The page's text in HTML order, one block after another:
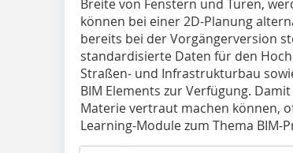
Breite von Fenstern und Türen,
können bei einer 2D-Planung
bereits bei der Vorgängerversion
standardisierte Daten für den
Straßen- und Infrastrukturbau
BIM Elements zur Verfügung.
Materie vertraut machen können,
Learning-Module zum Thema BIM-